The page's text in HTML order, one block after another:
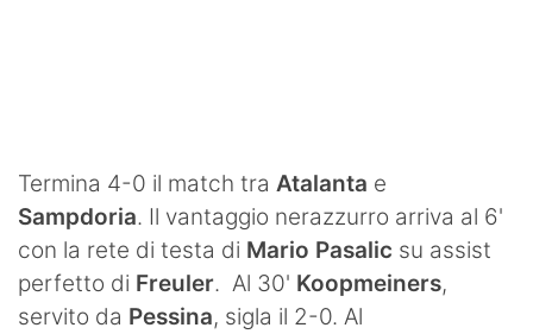
SHOP LAZIO
Contatti
Termina 4-0 il match tra Atalanta e
Sampdoria. Il vantaggio nerazzurro arriva al 6'
con la rete di testa di Mario Pasalic su assist
perfetto di Freuler. Al 30' Koopmeiners,
servito da Pessina, sigla il 2-0. Al